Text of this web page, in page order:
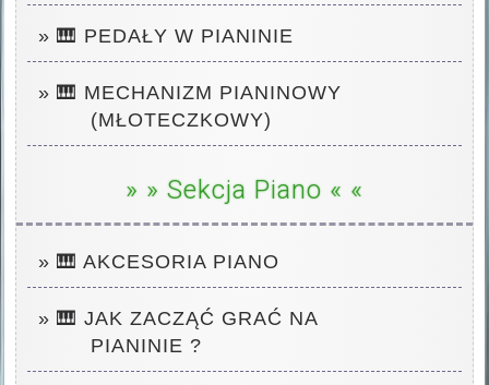
» 🎹 PEDAŁY W PIANINIE
» 🎹 MECHANIZM PIANINOWY
(MŁOTECZKOWY)
» » Sekcja Piano « «
» 🎹AKCESORIA PIANO
» 🎹 JAK ZACZĄĆ GRAĆ NA
PIANINIE ?